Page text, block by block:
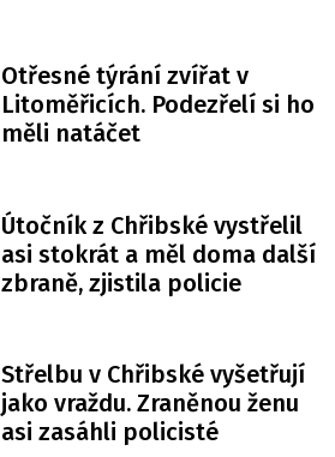
Otřesné týrání zvířat v
Litoměřicích. Podezřelí si ho
měli natáčet
Útočník z Chřibské vystřelil
asi stokrát a měl doma další
zbraně, zjistila policie
Střelbu v Chřibské vyšetřují
jako vraždu. Zraněnou ženu
asi zasáhli policisté